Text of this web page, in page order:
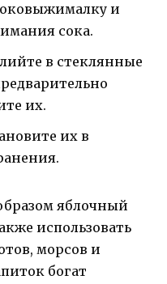
и
сока.
в стеклянные
их.
их в
яблочный
использовать
морсов и
богат